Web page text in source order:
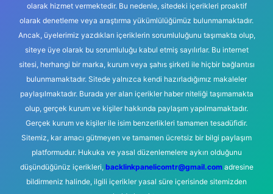
olarak hizmet vermektedir. Bu nedenle, sitedeki içerikleri proaktif
olarak denetleme veya araştırma yükümlülüğümüz bulunmamaktadır.
Ancak, üyelerimiz yazdıkları içeriklerin sorumluluğunu taşımakta olup,
siteye üye olarak bu sorumluluğu kabul etmiş sayılırlar. Bu internet
sitesi, herhangi bir marka, kurum veya şahıs şirketi ile hiçbir bağlantısı
bulunmamaktadır. Sitede yalnızca kendi hazırladığımız makaleler
paylaşılmaktadır. Burada yer alan içerikler haber niteliği taşımamakta
olup, gerçek kurum ve kişiler hakkında paylaşım yapılmamaktadır.
Gerçek kurum ve kişiler ile isim benzerlikleri tamamen tesadüfidir.
Sitemiz, kar amacı gütmeyen ve tamamen ücretsiz bir bilgi paylaşım
platformudur. Hukuka ve yasal düzenlemelere aykırı olduğunu
düşündüğünüz içerikleri, backlinkpanelicomtr@gmail.comadresine
bildirmeniz halinde, ilgili içerikler yasal süre içerisinde sitemizden